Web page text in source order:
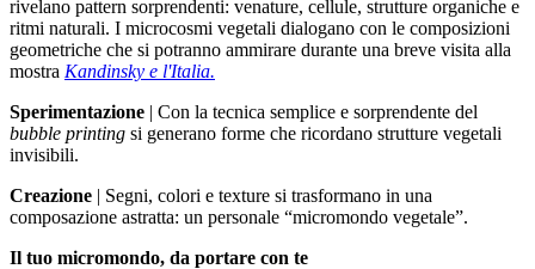
rivelano pattern sorprendenti: venature, cellule, strutture organiche e
ritmi naturali. I microcosmi vegetali dialogano con le composizioni
geometriche che si potranno ammirare durante una breve visita alla
mostra Kandinsky e l'Italia.
Sperimentazione | Con la tecnica semplice e sorprendente del
bubble printing si generano forme che ricordano strutture vegetali
invisibili.
Creazione | Segni, colori e texture si trasformano in una
composazione astratta: un personale “micromondo vegetale”.
Il tuo micromondo, da portare con te